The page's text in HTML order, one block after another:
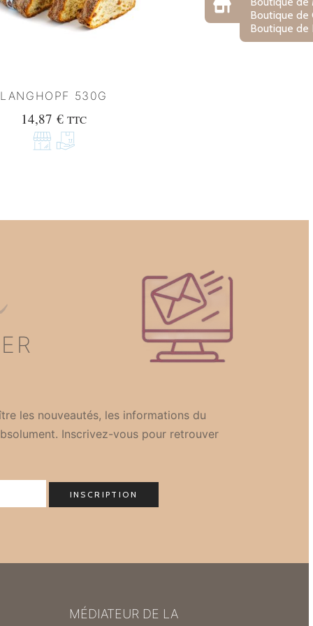
LANGHOPF 530G
14,87€ TTC
Boutique de
Boutique de
les nouveautés, les informations du
Inscrivez-vous pour retrouver
MÉDIATEUR DE LA